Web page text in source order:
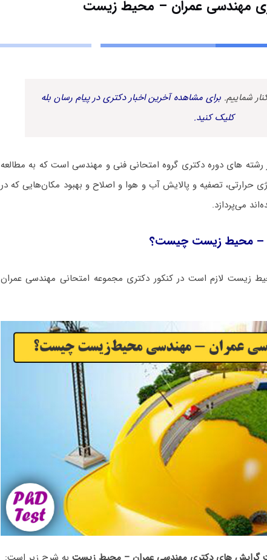
ﻣﻬﻨﺪسی ﻋﻤﺮان – محیط زیست
شماییم. برای مشاهده آخرین اخبار دکتری در پیام رسان بله
کلیک کنید.
های دوره دکتری گروه امتحانی فنی و مهندسی است که به مطالعه
حرارتی، تصفیه و پالایش آب و هوا و اصلاح و بهبود مکان‌هایی که در
می‌پردازد.
– محیط زیست چیست؟
زیست لازم است در کنکور دکتری مجموعه امتحانی ﻣﻬﻨﺪسی ﻋﻤﺮان